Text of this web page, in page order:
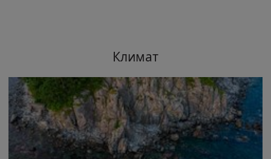
Климат